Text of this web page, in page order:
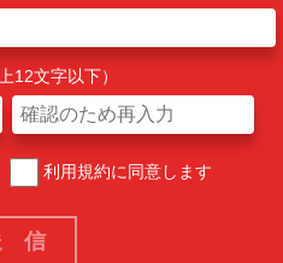
12文字以下）
利用規約に同意します